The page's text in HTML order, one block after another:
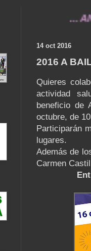
...
14 oct 2016
2016 A
Quieres
actividad
beneficio de
octubre, de
Participarán
lugares.
Además de
Carmen